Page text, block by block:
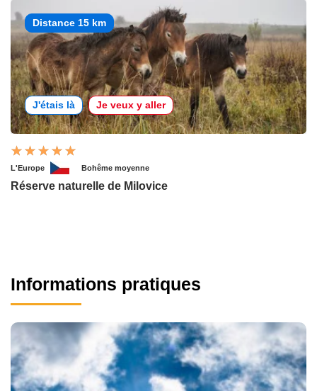
Distance 15 km
J'étais là Je veux y aller
L'Europe Bohême moyenne
Réserve naturelle de Milovice
Informations pratiques